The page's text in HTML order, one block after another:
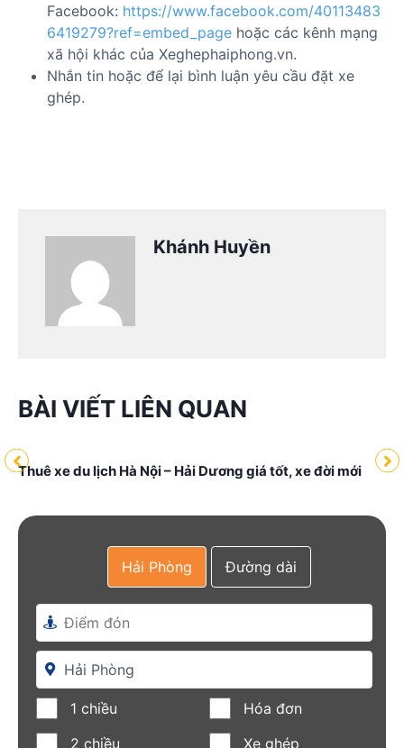
Facebook: https://www.facebook.com/40113483
6419279?ref=embed_page hoặc các kênh mạng
xã hội khác của Xeghephaiphong.vn.
Nhắn tin hoặc để lại bình luận yêu cầu đặt xe
ghép.
Khánh Huyền
BÀI VIẾT LIÊN QUAN
Thuê xe du lịch Hà Nội – Hải Dương giá tốt, xe đời mới
Hải Phòng Đường dài
1 chiều
2 chiều
Hóa đơn
Xe ghép